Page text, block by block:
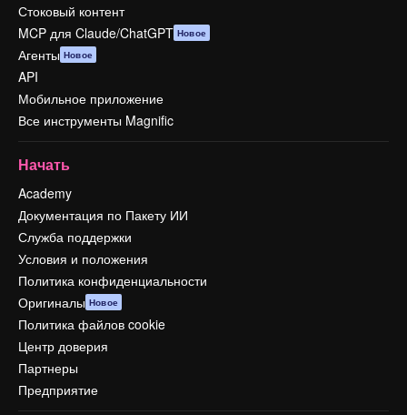
Стоковый контент
MCP для Claude/ChatGPT Новое
Агенты Новое
API
Мобильное приложение
Все инструменты Magnific
Начать
Academy
Документация по Пакету ИИ
Служба поддержки
Условия и положения
Политика конфиденциальности
Оригиналы Новое
Политика файлов cookie
Центр доверия
Партнеры
Предприятие